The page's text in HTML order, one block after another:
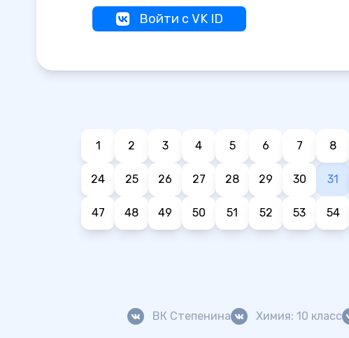
Войти с VK ID
1 2 3 4 5 6 7 8
24 25 26 27 28 29 30 31
47 48 49 50 51 52 53 54
ВК Степенина Химия: 10 класс